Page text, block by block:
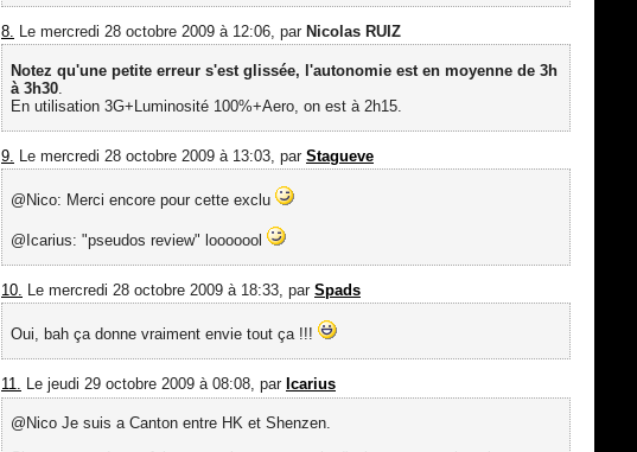
8. Le mercredi 28 octobre 2009 à 12:06, par Nicolas RUIZ
Notez qu'une petite erreur s'est glissée, l'autonomie est en moyenne de 3h
à 3h30.
En utilisation 3G+Luminosité 100%+Aero, on est à 2h15.
9. Le mercredi 28 octobre 2009 à 13:03, par Stagueve
@Nico: Merci encore pour cette exclu
@Icarius: "pseudos review" looooool
10. Le mercredi 28 octobre 2009 à 18:33, par Spads
Oui, bah ça donne vraiment envie tout ça !!!
11. Le jeudi 29 octobre 2009 à 08:08, par Icarius
@Nico Je suis a Canton entre HK et Shenzen.